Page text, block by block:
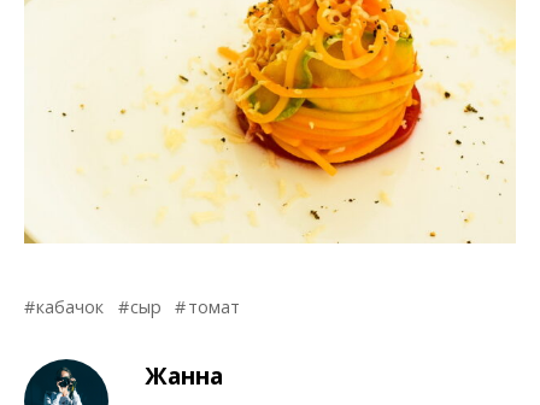
кабачок сыр томат
Жанна